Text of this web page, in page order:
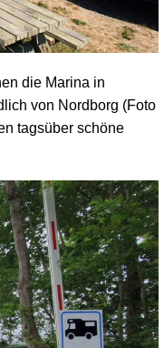
die Marina in
von Nordborg (Foto
tagsüber schöne